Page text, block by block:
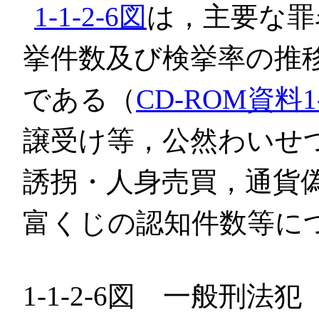
1-1-2-6図は，主要な
挙件数及び検挙率の推
である（CD-ROM資料
譲受け等，公然わいせ
誘拐・人身売買，通貨
富くじの認知件数等に
1-1-2-6図 一般刑法犯